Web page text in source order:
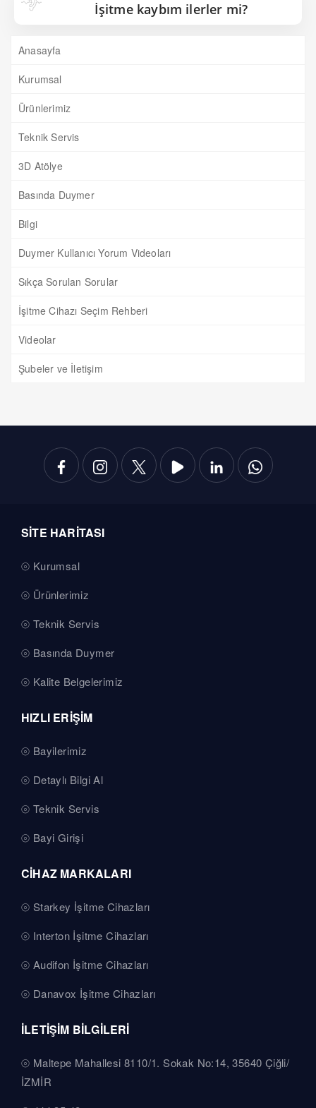
İşitme kaybım ilerler mi?
Anasayfa
Kurumsal
Ürünlerimiz
Teknik Servis
3D Atölye
Basında Duymer
Bilgi
Duymer Kullanıcı Yorum Videoları
Sıkça Sorulan Sorular
İşitme Cihazı Seçim Rehberi
Videolar
Şubeler ve İletişim
SİTE HARİTASI
Kurumsal
Ürünlerimiz
Teknik Servis
Basında Duymer
Kalite Belgelerimiz
HIZLI ERİŞİM
Bayilerimiz
Detaylı Bilgi Al
Teknik Servis
Bayi Girişi
CİHAZ MARKALARI
Starkey İşitme Cihazları
Interton İşitme Cihazları
Audifon İşitme Cihazları
Danavox İşitme Cihazları
İLETİŞİM BİLGİLERİ
Maltepe Mahallesi 8110/1. Sokak No:14, 35640 Çiğli/
İZMİR